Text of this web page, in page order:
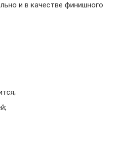
и в качестве финишного